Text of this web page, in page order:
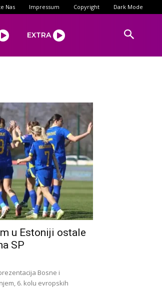
Nas Impressum Copyright Dark Mode
EXTRA
u Estoniji ostale
SP
Bosne i
6. kolu evropskih